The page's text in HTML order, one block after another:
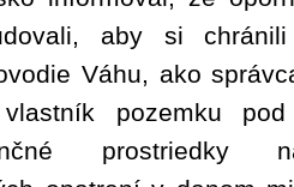
aby si
Váhu, ako
pozemku
prostriedky